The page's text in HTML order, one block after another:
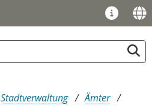
Stadtverwaltung
Ämter